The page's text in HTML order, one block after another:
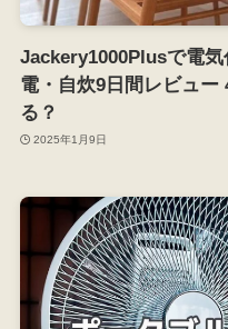
Jackery1000Plusで電
電・自炊9日間レビュー
る？
2025年1月9日